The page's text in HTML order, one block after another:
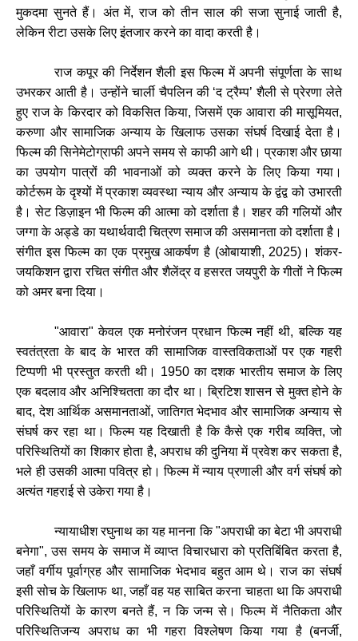
मुकदमा सुनते हैं। अंत में,राज को तीन साल की सजा सुनाई जाती है,
लेकिन रीटा उसके लिए इंतजार करने का वादा करती है।
राज कपूर की निर्देशन शैली इस फिल्म में अपनी संपूर्णता के साथ
उभरकर आती है। उन्होंने चार्ली चैपलिन की‘द ट्रैम्प’शैली से प्रेरणा लेते
हुए राज के किरदार को विकसित किया,जिसमें एक आवारा की मासूमियत,
करुणा और सामाजिक अन्याय के खिलाफ उसका संघर्ष दिखाई देता है।
फिल्म की सिनेमेटोग्राफी अपने समय से काफी आगे थी। प्रकाश और छाया
का उपयोग पात्रों की भावनाओं को व्यक्त करने के लिए किया गया।
कोर्टरूम के दृश्यों में प्रकाश व्यवस्था न्याय और अन्याय के द्वंद्व को उभारती
है। सेट डिज़ाइन भी फिल्म की आत्मा को दर्शाता है। शहर की गलियों और
जग्गा के अड्डे का यथार्थवादी चित्रण समाज की असमानता को दर्शाता है।
संगीत इस फिल्म का एक प्रमुख आकर्षण है(ओबायाशी, 2025) । शंकर-
जयकिशन द्वारा रचित संगीत और शैलेंद्र व हसरत जयपुरी के गीतों ने फिल्म
को अमर बना दिया।
"आवारा"केवल एक मनोरंजन प्रधान फिल्म नहीं थी,बल्कि यह
स्वतंत्रता के बाद के भारत की सामाजिक वास्तविकताओं पर एक गहरी
टिप्पणी भी प्रस्तुत करती थी। 1950का दशक भारतीय समाज के लिए
एक बदलाव और अनिश्चितता का दौर था। ब्रिटिश शासन से मुक्त होने के
बाद,देश आर्थिक असमानताओं,जातिगत भेदभाव और सामाजिक अन्याय से
संघर्ष कर रहा था। फिल्म यह दिखाती है कि कैसे एक गरीब व्यक्ति,जो
परिस्थितियों का शिकार होता है,अपराध की दुनिया में प्रवेश कर सकता है,
भले ही उसकी आत्मा पवित्र हो। फिल्म में न्याय प्रणाली और वर्ग संघर्ष को
अत्यंत गहराई से उकेरा गया है।
न्यायाधीश रघुनाथ का यह मानना कि"अपराधी का बेटा भी अपराधी
बनेगा",उस समय के समाज में व्याप्त विचारधारा को प्रतिबिंबित करता है,
जहाँ वर्गीय पूर्वाग्रह और सामाजिक भेदभाव बहुत आम थे। राज का संघर्ष
इसी सोच के खिलाफ था,जहाँ वह यह साबित करना चाहता था कि अपराधी
परिस्थितियों के कारण बनते हैं,न कि जन्म से। फिल्म में नैतिकता और
परिस्थितिजन्य अपराध का भी गहरा विश्लेषण किया गया है(बनर्जी,